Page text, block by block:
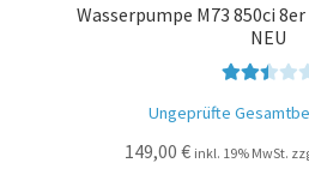
Wasserpumpe M73 850ci
NEU
tet mit
2.51
Ungeprüfte
149,00 € inkl. 19% MwSt.